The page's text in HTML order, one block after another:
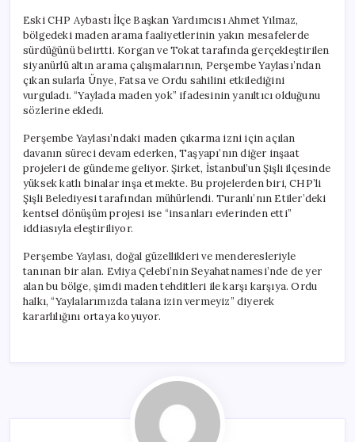
Eski CHP Aybastı İlçe Başkan Yardımcısı Ahmet Yılmaz,
bölgedeki maden arama faaliyetlerinin yakın mesafelerde
sürdüğünü belirtti. Korgan ve Tokat tarafında gerçekleştirilen
siyanürlü altın arama çalışmalarının, Perşembe Yaylası’ndan
çıkan sularla Ünye, Fatsa ve Ordu sahilini etkilediğini
vurguladı. “Yaylada maden yok” ifadesinin yanıltıcı olduğunu
sözlerine ekledi.
Perşembe Yaylası’ndaki maden çıkarma izni için açılan
davanın süreci devam ederken, Taşyapı’nın diğer inşaat
projeleri de gündeme geliyor. Şirket, İstanbul’un Şişli ilçesinde
yüksek katlı binalar inşa etmekte. Bu projelerden biri, CHP’li
Şişli Belediyesi tarafından mühürlendi. Turanlı’nın Etiler’deki
kentsel dönüşüm projesi ise “insanları evlerinden etti”
iddiasıyla eleştiriliyor.
Perşembe Yaylası, doğal güzellikleri ve menderesleriyle
tanınan bir alan. Evliya Çelebi’nin Seyahatnamesi’nde de yer
alan bu bölge, şimdi maden tehditleri ile karşı karşıya. Ordu
halkı, “Yaylalarımızda talana izin vermeyiz” diyerek
kararlılığını ortaya koyuyor.